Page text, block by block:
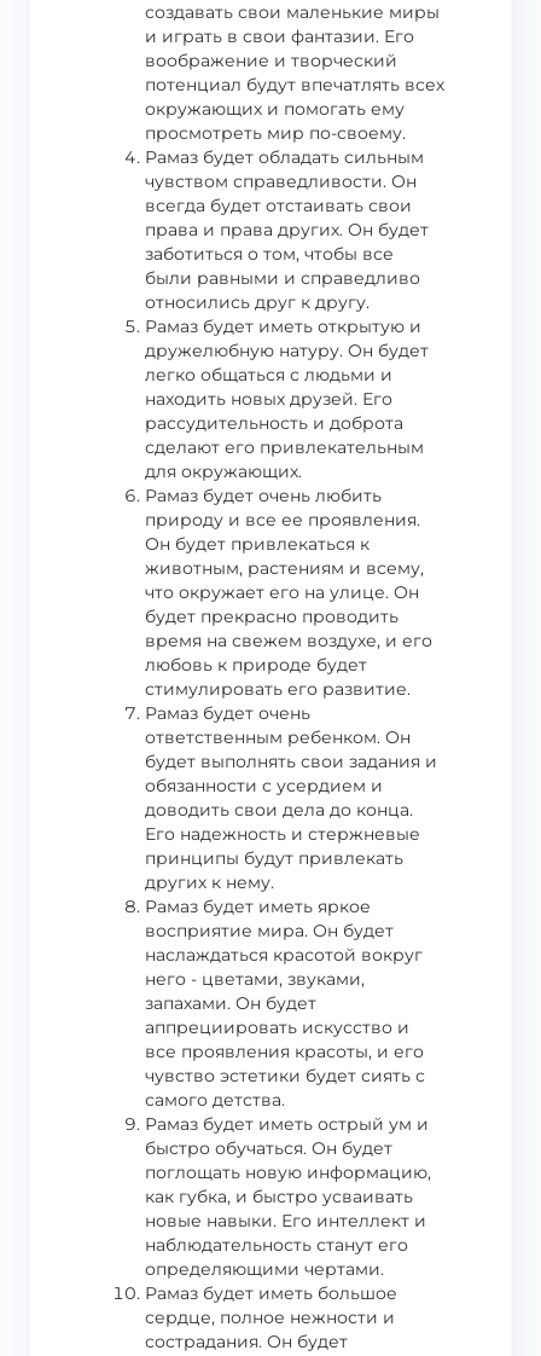
создавать свои маленькие миры
и играть в свои фантазии. Его
воображение и творческий
потенциал будут впечатлять всех
окружающих и помогать ему
просмотреть мир по-своему.
Рамаз будет обладать сильным
чувством справедливости. Он
всегда будет отстаивать свои
права и права других. Он будет
заботиться о том, чтобы все
были равными и справедливо
относились друг к другу.
Рамаз будет иметь открытую и
дружелюбную натуру. Он будет
легко общаться с людьми и
находить новых друзей. Его
рассудительность и доброта
сделают его привлекательным
для окружающих.
Рамаз будет очень любить
природу и все ее проявления.
Он будет привлекаться к
животным, растениям и всему,
что окружает его на улице. Он
будет прекрасно проводить
время на свежем воздухе, и его
любовь к природе будет
стимулировать его развитие.
Рамаз будет очень
ответственным ребенком. Он
будет выполнять свои задания и
обязанности с усердием и
доводить свои дела до конца.
Его надежность и стержневые
принципы будут привлекать
других к нему.
Рамаз будет иметь яркое
восприятие мира. Он будет
наслаждаться красотой вокруг
него - цветами, звуками,
запахами. Он будет
аппрециировать искусство и
все проявления красоты, и его
чувство эстетики будет сиять с
самого детства.
Рамаз будет иметь острый ум и
быстро обучаться. Он будет
поглощать новую информацию,
как губка, и быстро усваивать
новые навыки. Его интеллект и
наблюдательность станут его
определяющими чертами.
Рамаз будет иметь большое
сердце, полное нежности и
сострадания. Он будет